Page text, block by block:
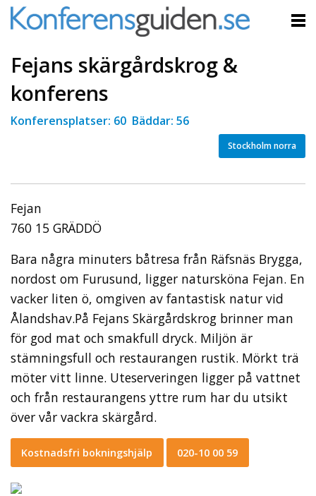
Fejans skärgårdskrog &
konferens
Konferensplatser: 60 Bäddar: 56
Stockholm norra
Fejan
760 15 GRÄDDÖ
Bara några minuters båtresa från Räfsnäs Brygga,
nordost om Furusund, ligger natursköna Fejan. En
vacker liten ö, omgiven av fantastisk natur vid
Ålandshav.På Fejans Skärgårdskrog brinner man
för god mat och smakfull dryck. Miljön är
stämningsfull och restaurangen rustik. Mörkt trä
möter vitt linne. Uteserveringen ligger på vattnet
och från restaurangens yttre rum har du utsikt
över vår vackra skärgård.
Kostnadsfri bokningshjälp 020-10 00 59